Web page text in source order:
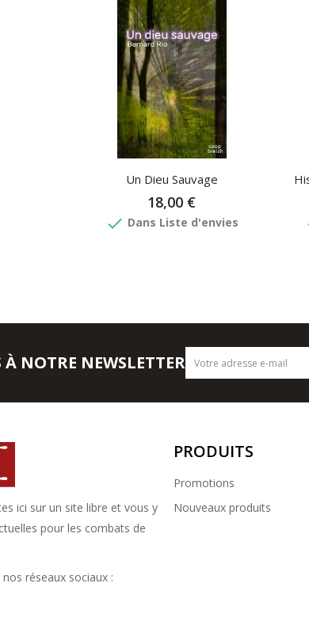
Un Dieu Sauvage
18,00 €
done Dans Liste d'envies
NOTRE NEWSLETTER
ici sur un site libre et vous y
pour les combats de
réseaux sociaux :
PRODUITS
Promotions
Nouveaux produits